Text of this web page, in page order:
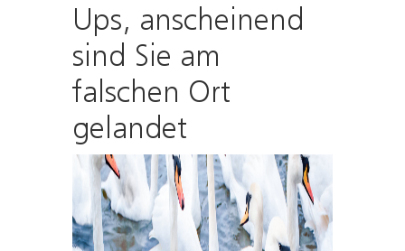
Ups, anscheinend
sind Sie am
falschen Ort
gelandet